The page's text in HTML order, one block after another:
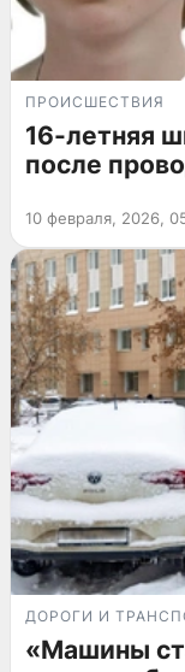
ПРОИСШЕСТВИЯ
16-летняя
после
10 февраля, 2026,
ДОРОГИ И
«Машины